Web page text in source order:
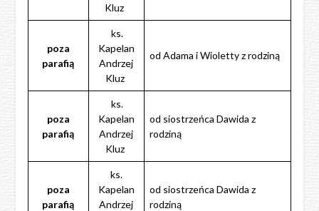
Kluz
poza
parafią
ks.
Kapelan
Andrzej
Kluz
od Adama i Wioletty z rodziną
poza
parafią
ks.
Kapelan
Andrzej
Kluz
od siostrzeńca Dawida z
rodziną
poza
parafią
ks.
Kapelan
Andrzej
od siostrzeńca Dawida z
rodziną